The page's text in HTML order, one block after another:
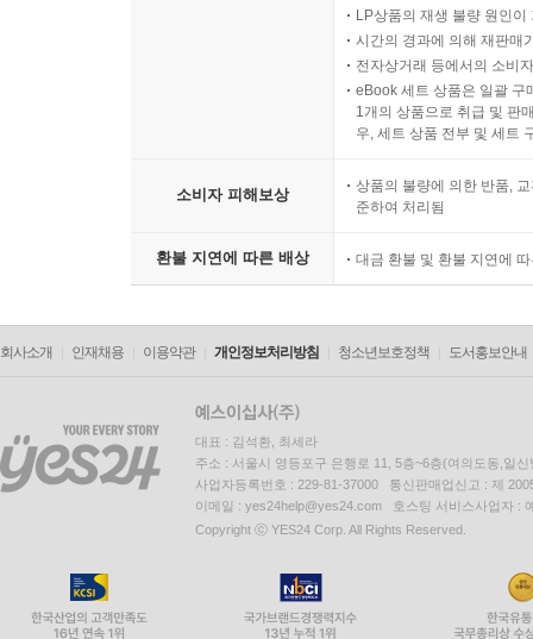
LP상품의 재생 불량 원인
시간의 경과에 의해 재판매
전자상거래 등에서의 소비
eBook 세트 상품은 일괄 구
1개의 상품으로 취급 및 판
우, 세트 상품 전부 및 세트
소비자 피해보상
상품의 불량에 의한 반품,
준하여 처리됨
환불 지연에 따른 배상 대금 환불 및 환불 지연에
회사소개 인재채용 이용약관 개인정보처리방침 청소년보호정책 도서홍보안내
대표 : 김석환, 최세라
주소 : 서울시 영등포구 은행로 11, 5층~6층(여의도동,일신
사업자등록번호 : 229-81-37000 통신판매업신고 : 제
이메일 : yes24help@yes24.com 호스팅 서비스사업자 :
Copyright ⓒ YES24 Corp. All Rights Reserved.